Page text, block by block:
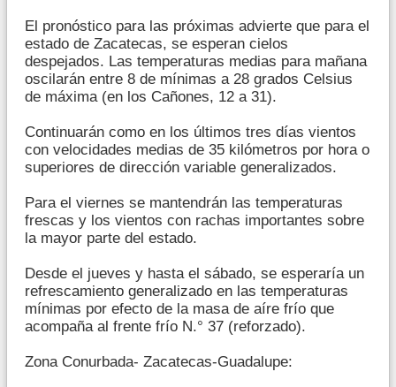
El pronóstico para las próximas advierte que para el
estado de Zacatecas, se esperan cielos
despejados. Las temperaturas medias para mañana
oscilarán entre 8 de mínimas a 28 grados Celsius
de máxima (en los Cañones, 12 a 31).
Continuarán como en los últimos tres días vientos
con velocidades medias de 35 kilómetros por hora o
superiores de dirección variable generalizados.
Para el viernes se mantendrán las temperaturas
frescas y los vientos con rachas importantes sobre
la mayor parte del estado.
Desde el jueves y hasta el sábado, se esperaría un
refrescamiento generalizado en las temperaturas
mínimas por efecto de la masa de aíre frío que
acompaña al frente frío N.° 37 (reforzado).
Zona Conurbada- Zacatecas-Guadalupe: